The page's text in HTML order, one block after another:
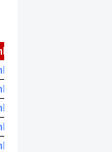
PDF
now
now
now
now
now